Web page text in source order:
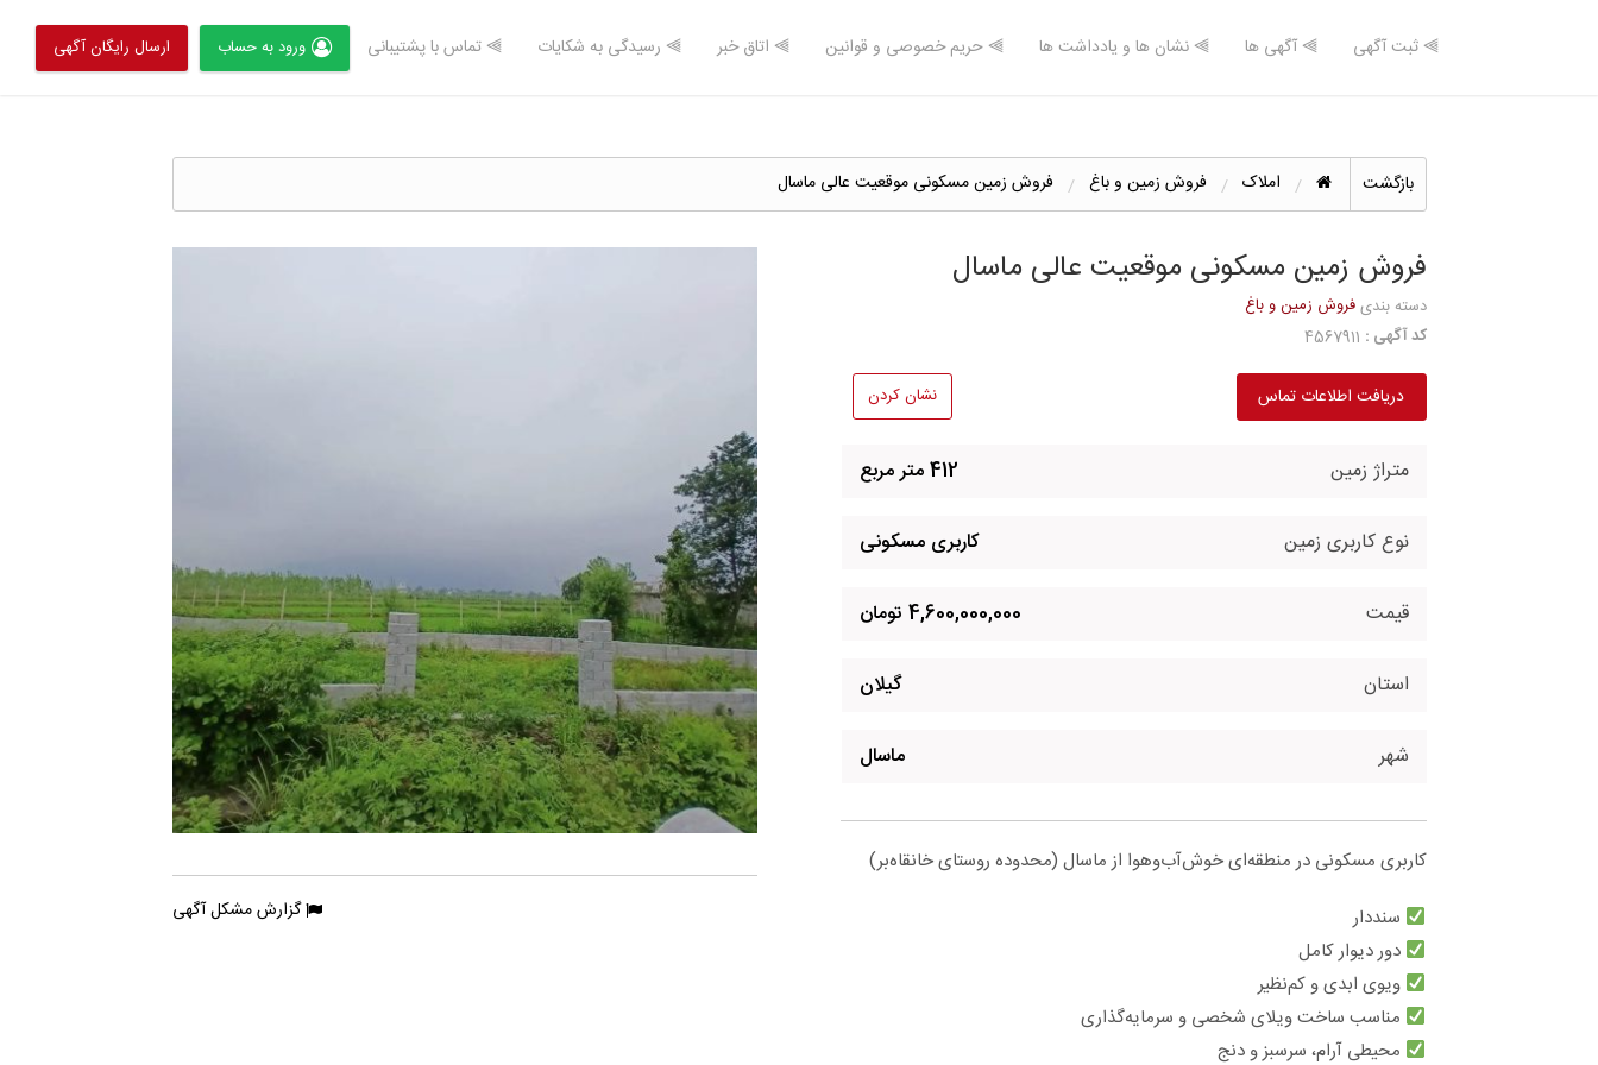
⫸ ثبت آگهی ⫸ آگهی ها ⫸ نشان ها و یادداشت ها ⫸ حریم خصوصی و قوانین ⫸ اتاق خبر ⫸ رسیدگی به شکایات ⫸ تماس با پشتیبانی ورود به حساب ارسال رایگان آگهی
بازگشت املاک فروش زمین و باغ فروش زمین مسکونی موقعیت عالی ماسال
فروش زمین مسکونی موقعیت عالی ماسال
دسته بندیفروش زمین و باغ
کد آگهی :
دریافت اطلاعات تماس نشان کردن
متراژ زمین 412 متر مربع
نوع کاربری زمین کاربری مسکونی
قیمت 4,600,000,000 تومان
استان گیلان
شهر ماسال
کاربری مسکونی در منطقه‌ای خوش‌آب‌وهوا از ماسال (محدوده روستای خانقاه‌بر)
سنددار
دور دیوار کامل
ویوی ابدی و کم‌نظیر
مناسب ساخت ویلای شخصی و سرمایه‌گذاری
محیطی آرام، سرسبز و دنج
گزارش مشکل آگهی